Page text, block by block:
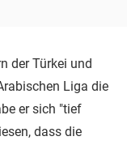
der Türkei und
Liga die
er sich "tief
dass die